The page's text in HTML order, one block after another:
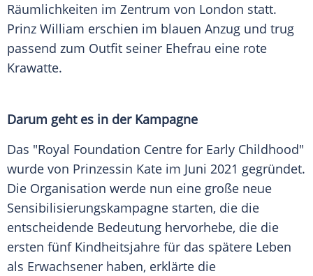
Räumlichkeiten im Zentrum von London statt.
Prinz William erschien im blauen Anzug und trug
passend zum Outfit seiner Ehefrau eine rote
Krawatte.
Darum geht es in der Kampagne
Das "Royal Foundation Centre for Early Childhood"
wurde von Prinzessin Kate im Juni 2021 gegründet.
Die Organisation werde nun eine große neue
Sensibilisierungskampagne starten, die die
entscheidende Bedeutung hervorhebe, die die
ersten fünf Kindheitsjahre für das spätere Leben
als Erwachsener haben, erklärte die